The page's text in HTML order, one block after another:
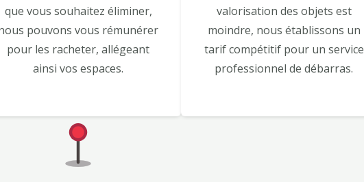
que vous souhaitez éliminer,
pouvons vous rémunérer
pour les racheter, allégeant
ainsi vos espaces.
valorisation des objets est
moindre, nous établissons un
tarif compétitif pour un service
professionnel de débarras.